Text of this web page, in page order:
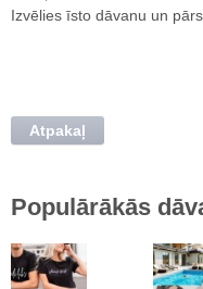
Izvēlies īsto dāvanu un
Atpakaļ
Populārākās